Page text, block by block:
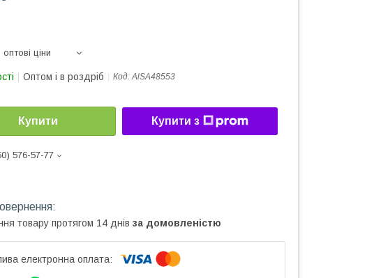
ціни
Оптом і в роздріб Код:AlSA48553
Купити Купити з
576-57-77
товару протягом 14 днів за домовленістю